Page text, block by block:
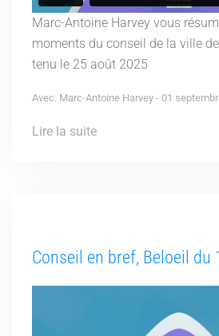
Marc-Antoine Harvey vous
moments du conseil de la ville
tenu le 25 août 2025
Avec: Marc-Antoine Harvey - 01
Lire la suite
Conseil en bref, Beloeil du